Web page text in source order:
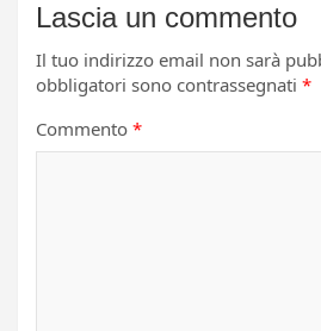
Lascia un commento
Il tuo indirizzo email non sarà
obbligatori sono contrassegnati *
Commento *